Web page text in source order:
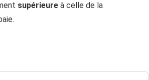
supérieure à celle de la